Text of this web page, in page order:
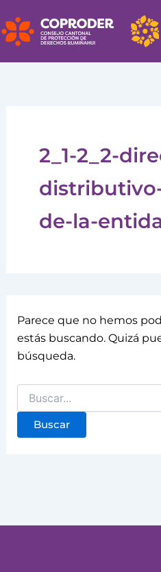
al
contenido
2_1-2_2-
de-la-
Parece que no hemos
estás buscando. Quizá
búsqueda.
por: